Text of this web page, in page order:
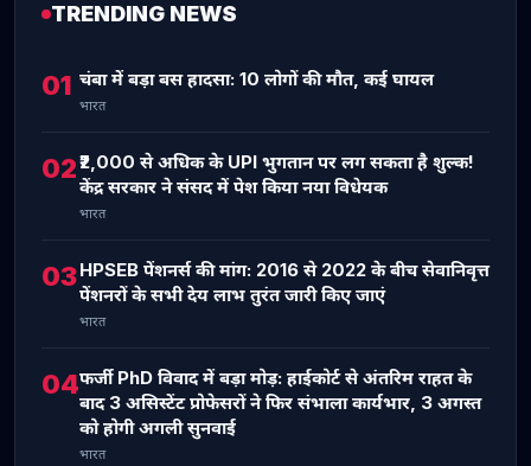
TRENDING NEWS
01 चंबा में बड़ा बस हादसा: 10 लोगों की मौत, कई घायल
भारत
02₹2,000 से अधिक के UPI भुगतान पर लग सकता है शुल्क!
केंद्र सरकार ने संसद में पेश किया नया विधेयक
भारत
03HPSEB पेंशनर्स की मांग: 2016 से 2022 के बीच सेवानिवृत्त
पेंशनरों के सभी देय लाभ तुरंत जारी किए जाएं
भारत
04फर्जी PhD विवाद में बड़ा मोड़: हाईकोर्ट से अंतरिम राहत के
बाद 3 असिस्टेंट प्रोफेसरों ने फिर संभाला कार्यभार, 3 अगस्त
को होगी अगली सुनवाई
भारत